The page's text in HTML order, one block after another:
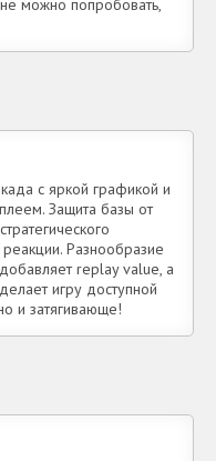
с яркой графикой и
Защита базы от
Разнообразие
replay value, а
игру доступной
и затягивающе!